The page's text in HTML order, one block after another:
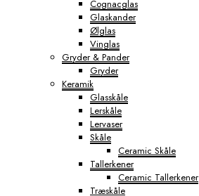
Cognacglas
Glaskander
Ølglas
Vinglas
Gryder & Pander
Gryder
Keramik
Glasskåle
Lerskåle
Lervaser
Skåle
Ceramic Skåle
Tallerkener
Ceramic Tallerkener
Træskåle